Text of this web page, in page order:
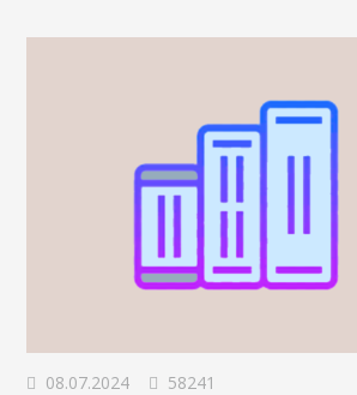
человеческого сознания для
08.07.2024 58241